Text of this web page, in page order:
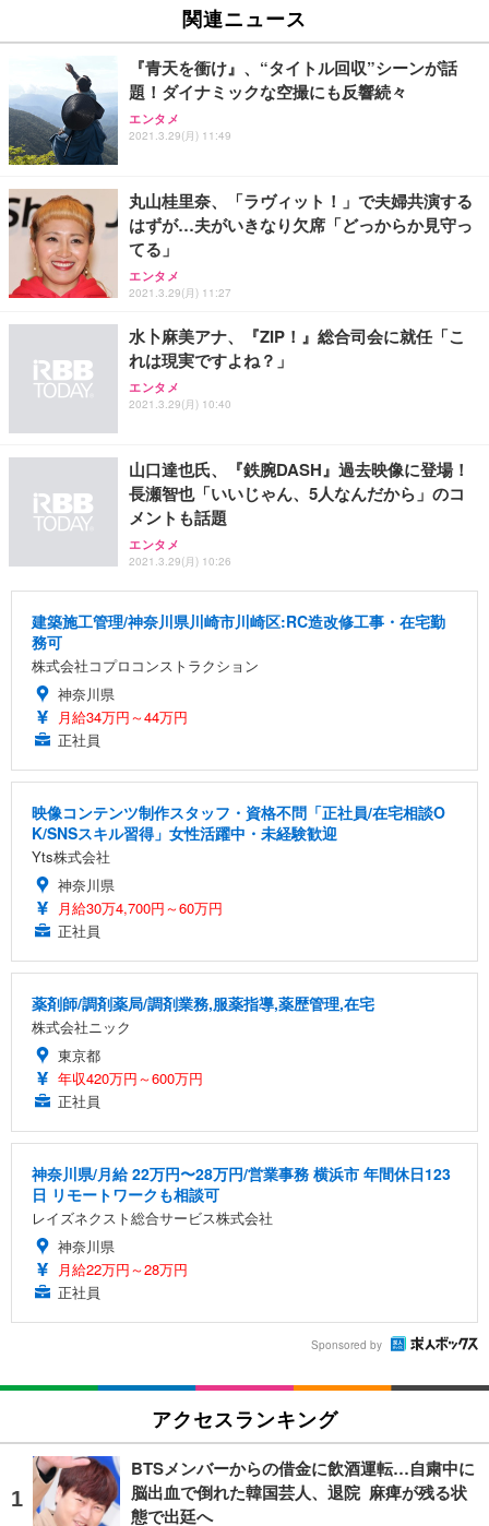
関連ニュース
『青天を衝け』、“タイトル回収”シーンが話
題！ダイナミックな空撮にも反響続々
エンタメ
2021.3.29(月) 11:49
丸山桂里奈、「ラヴィット！」で夫婦共演する
はずが…夫がいきなり欠席「どっからか見守っ
てる」
エンタメ
2021.3.29(月) 11:27
水卜麻美アナ、『ZIP！』総合司会に就任「こ
れは現実ですよね？」
エンタメ
2021.3.29(月) 10:40
山口達也氏、『鉄腕DASH』過去映像に登場！
長瀬智也「いいじゃん、5人なんだから」のコ
メントも話題
エンタメ
2021.3.29(月) 10:26
建築施工管理/神奈川県川崎市川崎区:RC造改修工事・在宅勤
務可
株式会社コプロコンストラクション
神奈川県
月給34万円～44万円
正社員
映像コンテンツ制作スタッフ・資格不問「正社員/在宅相談O
K/SNSスキル習得」女性活躍中・未経験歓迎
Yts株式会社
神奈川県
月給30万4,700円～60万円
正社員
薬剤師/調剤薬局/調剤業務,服薬指導,薬歴管理,在宅
株式会社ニック
東京都
年収420万円～600万円
正社員
神奈川県/月給 22万円〜28万円/営業事務 横浜市 年間休日123
日 リモートワークも相談可
レイズネクスト総合サービス株式会社
神奈川県
月給22万円～28万円
正社員
Sponsored by
アクセスランキング
BTSメンバーからの借金に飲酒運転…自粛中に
脳出血で倒れた韓国芸人、退院 麻痺が残る状
態で出廷へ